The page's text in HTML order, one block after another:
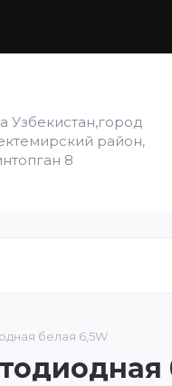
Узбекистан,город
район,
8
белая 6,5W